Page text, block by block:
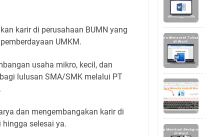
karir di perusahaan BUMN yang
UMKM.
usaha mikro, kecil, dan
lulusan SMA/SMK melalui PT
dan mengembangakan karir di
hingga selesai ya.